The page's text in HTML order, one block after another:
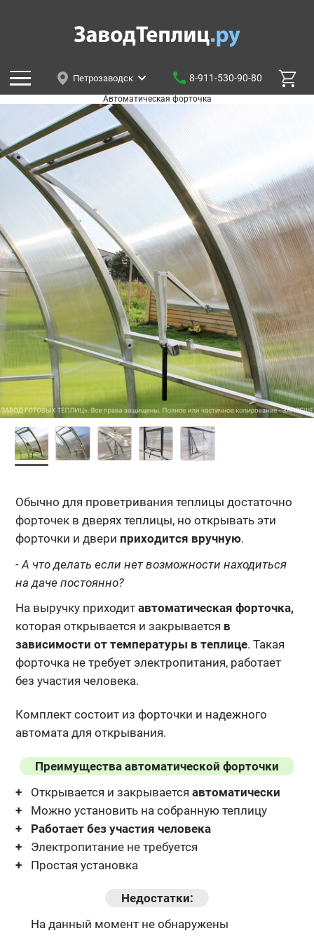
Петрозаводск 8-911-530-90-80
Автоматическая форточка
Обычно для проветривания теплицы достаточно
форточек в дверях теплицы, но открывать эти
форточки и двери приходится вручную.
- А что делать если нет возможности находиться
на даче постоянно?
На выручку приходит автоматическая форточка,
которая открывается и закрывается в
зависимости от температуры в теплице. Такая
форточка не требует электропитания, работает
без участия человека.
Комплект состоит из форточки и надежного
автомата для открывания.
Преимущества автоматической форточки
Открывается и закрывается автоматически
Можно установить на собранную теплицу
Работает без участия человека
Электропитание не требуется
Простая установка
Недостатки:
На данный момент не обнаружены